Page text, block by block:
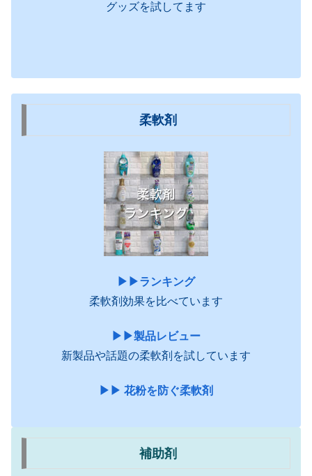
グッズを試してます
柔軟剤
▶︎▶︎ランキング
柔軟剤効果を比べています
▶︎▶︎製品レビュー
新製品や話題の柔軟剤を試しています
▶︎▶︎ 花粉を防ぐ柔軟剤
補助剤